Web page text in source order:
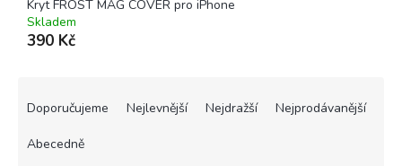
Kryt FROST MAG COVER pro iPhone
Skladem
390 Kč
Doporučujeme Nejlevnější Nejdražší Nejprodávanější
Abecedně